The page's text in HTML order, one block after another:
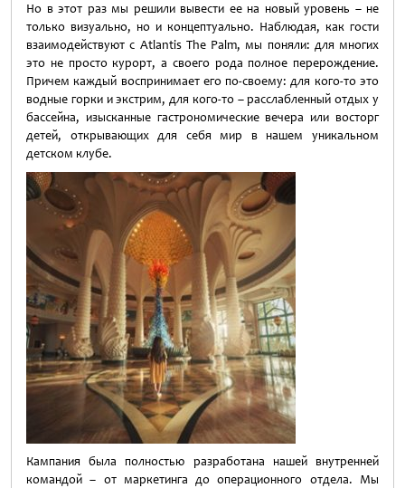
Но в этот раз мы решили вывести ее на новый уровень – не
только визуально, но и концептуально. Наблюдая, как гости
взаимодействуют с Atlantis The Palm, мы поняли: для многих
это не просто курорт, а своего рода полное перерождение.
Причем каждый воспринимает его по-своему: для кого-то это
водные горки и экстрим, для кого-то – расслабленный отдых у
бассейна, изысканные гастрономические вечера или восторг
детей, открывающих для себя мир в нашем уникальном
детском клубе.
Кампания была полностью разработана нашей внутренней
командой – от маркетинга до операционного отдела. Мы